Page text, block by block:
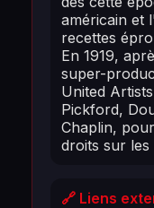
américain et
recettes
En 1919,
super-
United
Pickford,
Chaplin,
droits sur les
🔗 Liens